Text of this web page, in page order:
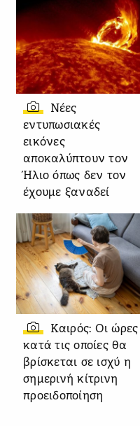
Νέες
εντυπωσιακές
εικόνες
αποκαλύπτουν τον
Ήλιο όπως δεν τον
έχουμε ξαναδεί
Καιρός: Οι ώρες
κατά τις οποίες θα
βρίσκεται σε ισχύ η
σημερινή κίτρινη
προειδοποίηση